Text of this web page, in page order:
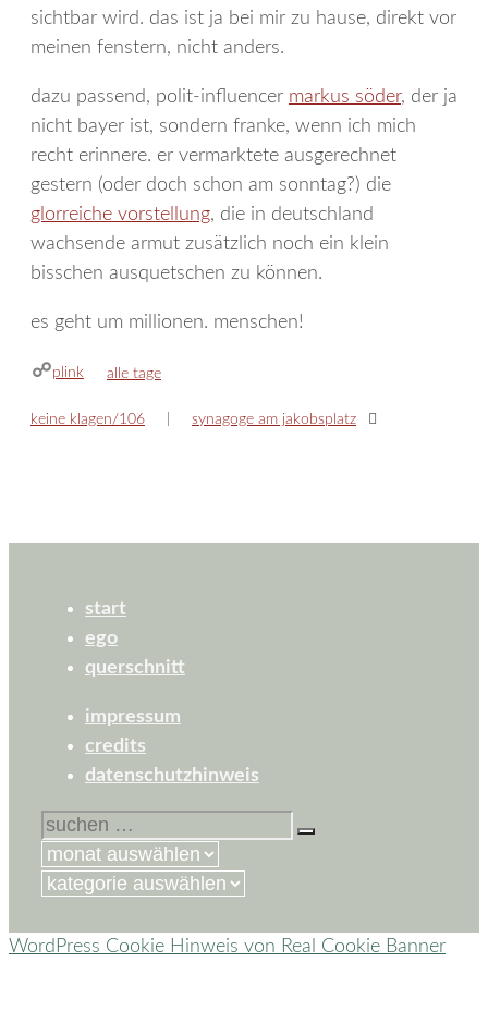
sichtbar wird. das ist ja bei mir zu hause, direkt vor
meinen fenstern, nicht anders.
dazu passend, polit-influencer markus söder, der ja
nicht bayer ist, sondern franke, wenn ich mich
recht erinnere. er vermarktete ausgerechnet
gestern (oder doch schon am sonntag?) die
glorreiche vorstellung, die in deutschland
wachsende armut zusätzlich noch ein klein
bisschen ausquetschen zu können.
es geht um millionen. menschen!
plink kategorien
alle tage
keine klagen/106 synagoge am jakobsplatz
start
ego
querschnitt
impressum
credits
datenschutzhinweis
suchen
nach:
kategorien
WordPress Cookie Hinweis von Real Cookie Banner